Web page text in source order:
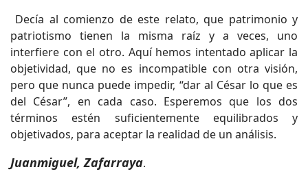
Decía al comienzo de este relato, que patrimonio y
patriotismo tienen la misma raíz y a veces, uno
interfiere con el otro. Aquí hemos intentado aplicar la
objetividad, que no es incompatible con otra visión,
pero que nunca puede impedir, “dar al César lo que es
del César”, en cada caso. Esperemos que los dos
términos estén suficientemente equilibrados y
objetivados, para aceptar la realidad de un análisis.
Juanmiguel, Zafarraya.